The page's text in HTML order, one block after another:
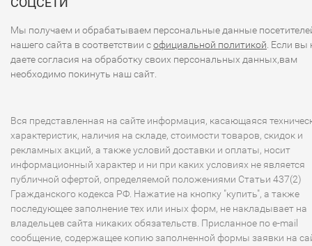
Мы получаем и обрабатываем персональные данные
нашего сайта в соответствии софициальной политикой . Если вы
даете согласия на обработку своих персональных данных,вам
необходимо покинуть наш сайт.
Вся представленная на сайте информация, касающаяся
характеристик, наличия на складе, стоимости товаров, скидок и
рекламных акций, а также условий доставки и оплаты, носит
информационный характер и ни при каких условиях не является
публичной офертой, определяемой положениями Статьи 437(2)
Гражданского кодекса РФ. Нажатие на кнопку "купить", а также
последующее заполнение тех или иных форм, не накладывает на
владельцев сайта никаких обязательств. Присланное по e-mail
сообщение, содержащее копию заполненной формы заявки на